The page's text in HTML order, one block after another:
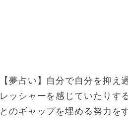
【夢占い】自分で自分を抑
レッシャーを感じていたりす
とのギャップを埋める努力を